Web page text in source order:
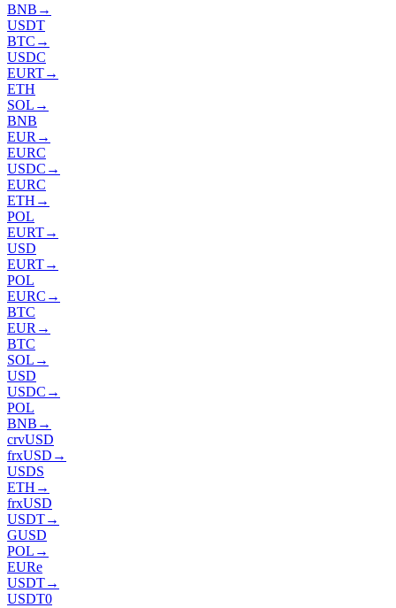
BNB →
USDT
BTC →
USDC
EURT→
ETH
SOL →
BNB
EUR →
EURC
USDC →
EURC
ETH →
POL
EURT→
USD
EURT→
POL
EURC →
BTC
EUR →
BTC
SOL →
USD
USDC →
POL
BNB →
crvUSD
frxUSD →
USDS
ETH →
frxUSD
USDT→
GUSD
POL →
EURe
USDT→
USDT0